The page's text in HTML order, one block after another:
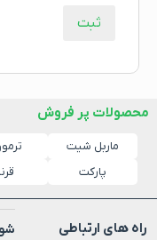
محصولات پر فروش
ماربل شیت
پارکت
راه های ارتباطی